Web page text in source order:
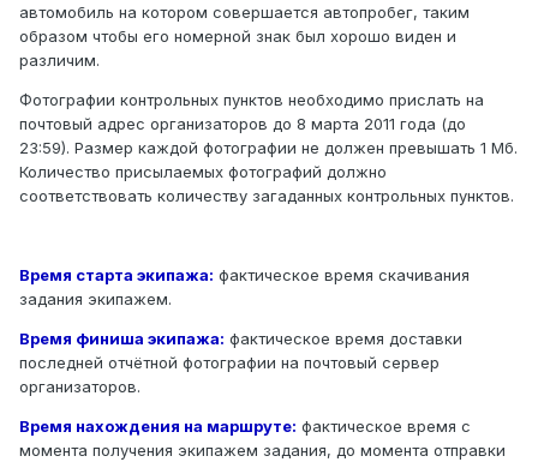
автомобиль на котором совершается автопробег, таким
образом чтобы его номерной знак был хорошо виден и
различим.
Фотографии контрольных пунктов необходимо прислать на
почтовый адрес организаторов до 8 марта 2011 года (до
23:59). Размер каждой фотографии не должен превышать 1 Мб.
Количество присылаемых фотографий должно
соответствовать количеству загаданных контрольных пунктов.
Время старта экипажа: фактическое время скачивания
задания экипажем.
Время финиша экипажа: фактическое время доставки
последней отчётной фотографии на почтовый сервер
организаторов.
Время нахождения на маршруте: фактическое время с
момента получения экипажем задания, до момента отправки